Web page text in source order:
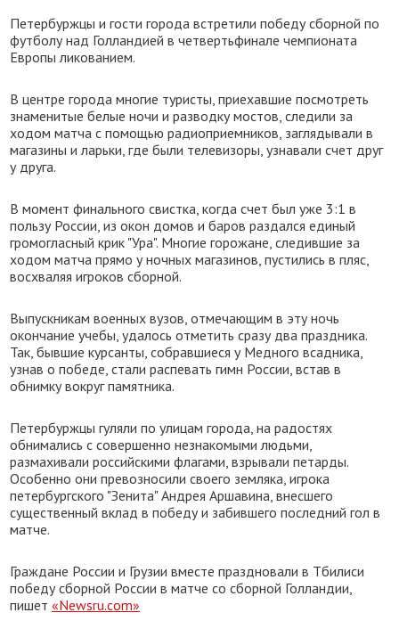
Петербуржцы и гости города встретили победу сборной по
футболу над Голландией в четвертьфинале чемпионата
Европы ликованием.
В центре города многие туристы, приехавшие посмотреть
знаменитые белые ночи и разводку мостов, следили за
ходом матча с помощью радиоприемников, заглядывали в
магазины и ларьки, где были телевизоры, узнавали счет друг
у друга.
В момент финального свистка, когда счет был уже 3:1 в
пользу России, из окон домов и баров раздался единый
громогласный крик "Ура". Многие горожане, следившие за
ходом матча прямо у ночных магазинов, пустились в пляс,
восхваляя игроков сборной.
Выпускникам военных вузов, отмечающим в эту ночь
окончание учебы, удалось отметить сразу два праздника.
Так, бывшие курсанты, собравшиеся у Медного всадника,
узнав о победе, стали распевать гимн России, встав в
обнимку вокруг памятника.
Петербуржцы гуляли по улицам города, на радостях
обнимались с совершенно незнакомыми людьми,
размахивали российскими флагами, взрывали петарды.
Особенно они превозносили своего земляка, игрока
петербургского "Зенита" Андрея Аршавина, внесшего
существенный вклад в победу и забившего последний гол в
матче.
Граждане России и Грузии вместе праздновали в Тбилиси
победу сборной России в матче со сборной Голландии,
пишет«Newsru.com»